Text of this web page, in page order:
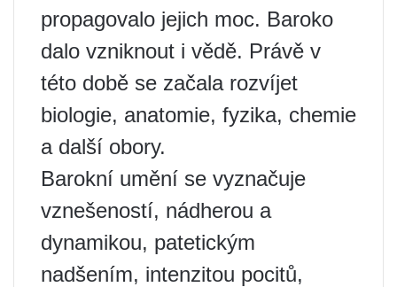
propagovalo jejich moc. Baroko
dalo vzniknout i vědě. Právě v
této době se začala rozvíjet
biologie, anatomie, fyzika, chemie
a další obory.
Barokní umění se vyznačuje
vznešeností, nádherou a
dynamikou, patetickým
nadšením, intenzitou pocitů,